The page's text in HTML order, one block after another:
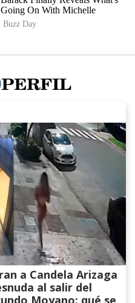
a Candela Arizaga
al salir del
Moyano: qué se